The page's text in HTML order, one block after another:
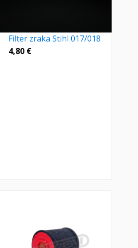
Filter zraka Stihl 017/018
4,80 €